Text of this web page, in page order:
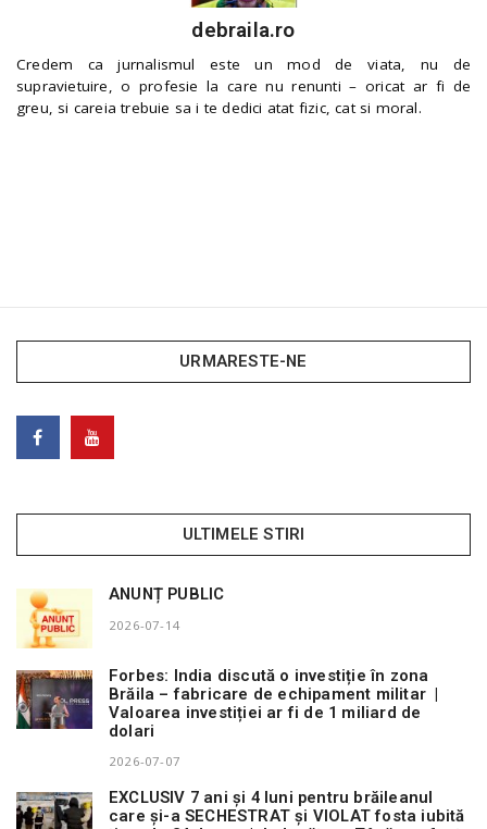
debraila.ro
Credem ca jurnalismul este un mod de viata, nu de
supravietuire, o profesie la care nu renunti – oricat ar fi de
greu, si careia trebuie sa i te dedici atat fizic, cat si moral.
URMARESTE-NE
ULTIMELE STIRI
ANUNȚ PUBLIC
2026-07-14
Forbes: India discută o investiție în zona
Brăila – fabricare de echipament militar |
Valoarea investiției ar fi de 1 miliard de
dolari
2026-07-07
EXCLUSIV 7 ani și 4 luni pentru brăileanul
care și-a SECHESTRAT și VIOLAT fosta iubită